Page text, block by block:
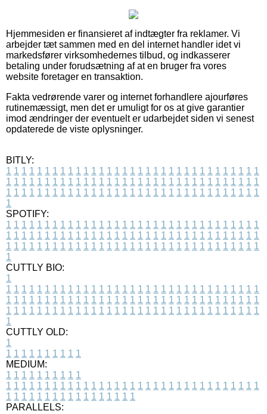
Hjemmesiden er finansieret af indtægter fra reklamer. Vi
arbejder tæt sammen med en del internet handler idet vi
markedsfører virksomhedernes tilbud, og indkasserer
betaling under forudsætning af at en bruger fra vores
website foretager en transaktion.
Fakta vedrørende varer og internet forhandlere ajourføres
rutinemæssigt, men det er umuligt for os at give garantier
imod ændringer der eventuelt er udarbejdet siden vi senest
opdaterede de viste oplysninger.
BITLY:
1 1 1 1 1 1 1 1 1 1 1 1 1 1 1 1 1 1 1 1 1 1 1 1 1 1 1 1 1 1 1 1 1
1 1 1 1 1 1 1 1 1 1 1 1 1 1 1 1 1 1 1 1 1 1 1 1 1 1 1 1 1 1 1 1 1
1 1 1 1 1 1 1 1 1 1 1 1 1 1 1 1 1 1 1 1 1 1 1 1 1 1 1 1 1 1 1 1 1
1
SPOTIFY:
1 1 1 1 1 1 1 1 1 1 1 1 1 1 1 1 1 1 1 1 1 1 1 1 1 1 1 1 1 1 1 1 1
1 1 1 1 1 1 1 1 1 1 1 1 1 1 1 1 1 1 1 1 1 1 1 1 1 1 1 1 1 1 1 1 1
1 1 1 1 1 1 1 1 1 1 1 1 1 1 1 1 1 1 1 1 1 1 1 1 1 1 1 1 1 1 1 1 1
1
CUTTLY BIO:
1
1 1 1 1 1 1 1 1 1 1 1 1 1 1 1 1 1 1 1 1 1 1 1 1 1 1 1 1 1 1 1 1 1
1 1 1 1 1 1 1 1 1 1 1 1 1 1 1 1 1 1 1 1 1 1 1 1 1 1 1 1 1 1 1 1 1
1 1 1 1 1 1 1 1 1 1 1 1 1 1 1 1 1 1 1 1 1 1 1 1 1 1 1 1 1 1 1 1 1
1
CUTTLY OLD:
1
1 1 1 1 1 1 1 1 1 1
MEDIUM:
1 1 1 1 1 1 1 1 1 1
1 1 1 1 1 1 1 1 1 1 1 1 1 1 1 1 1 1 1 1 1 1 1 1 1 1 1 1 1 1 1 1 1
1 1 1 1 1 1 1 1 1 1 1 1 1 1 1 1 1
PARALLELS: